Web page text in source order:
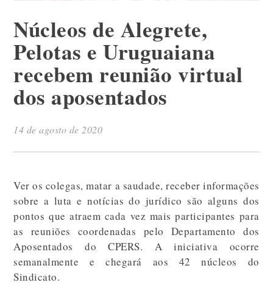
Núcleos de Alegrete,
Pelotas e Uruguaiana
recebem reunião virtual
dos aposentados
14 de agosto de 2020
Ver os colegas, matar a saudade, receber informações
sobre a luta e notícias do jurídico são alguns dos
pontos que atraem cada vez mais participantes para
as reuniões coordenadas pelo Departamento dos
Aposentados do CPERS. A iniciativa ocorre
semanalmente e chegará aos 42 núcleos do
Sindicato.